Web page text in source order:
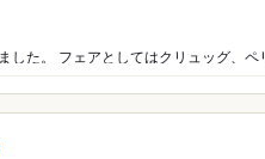
ランド フランス ドイツ イタリ